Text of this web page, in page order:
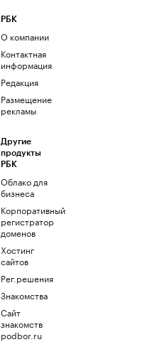
РБК
О компании
Контактная
информация
Редакция
Размещение
рекламы
Другие
продукты
РБК
Облако для
бизнеса
Корпоративный
регистратор
доменов
Хостинг
сайтов
Рег.решения
Знакомства
Сайт
знакомств
podbor.ru